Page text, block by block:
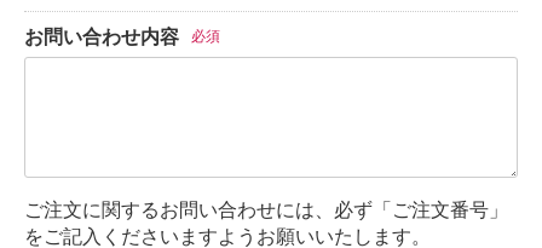
お問い合わせ内容 必須
ご注文に関するお問い合わせには、必ず「ご注文番号」
をご記入くださいますようお願いいたします。